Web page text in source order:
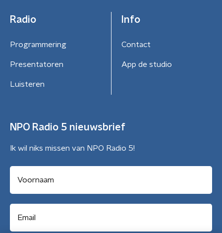
Radio
Programmering
Presentatoren
Luisteren
Info
Contact
App de studio
NPO Radio 5 nieuwsbrief
Ik wil niks missen van NPO Radio 5!